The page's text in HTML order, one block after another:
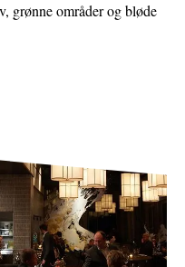
grønne områder og bløde